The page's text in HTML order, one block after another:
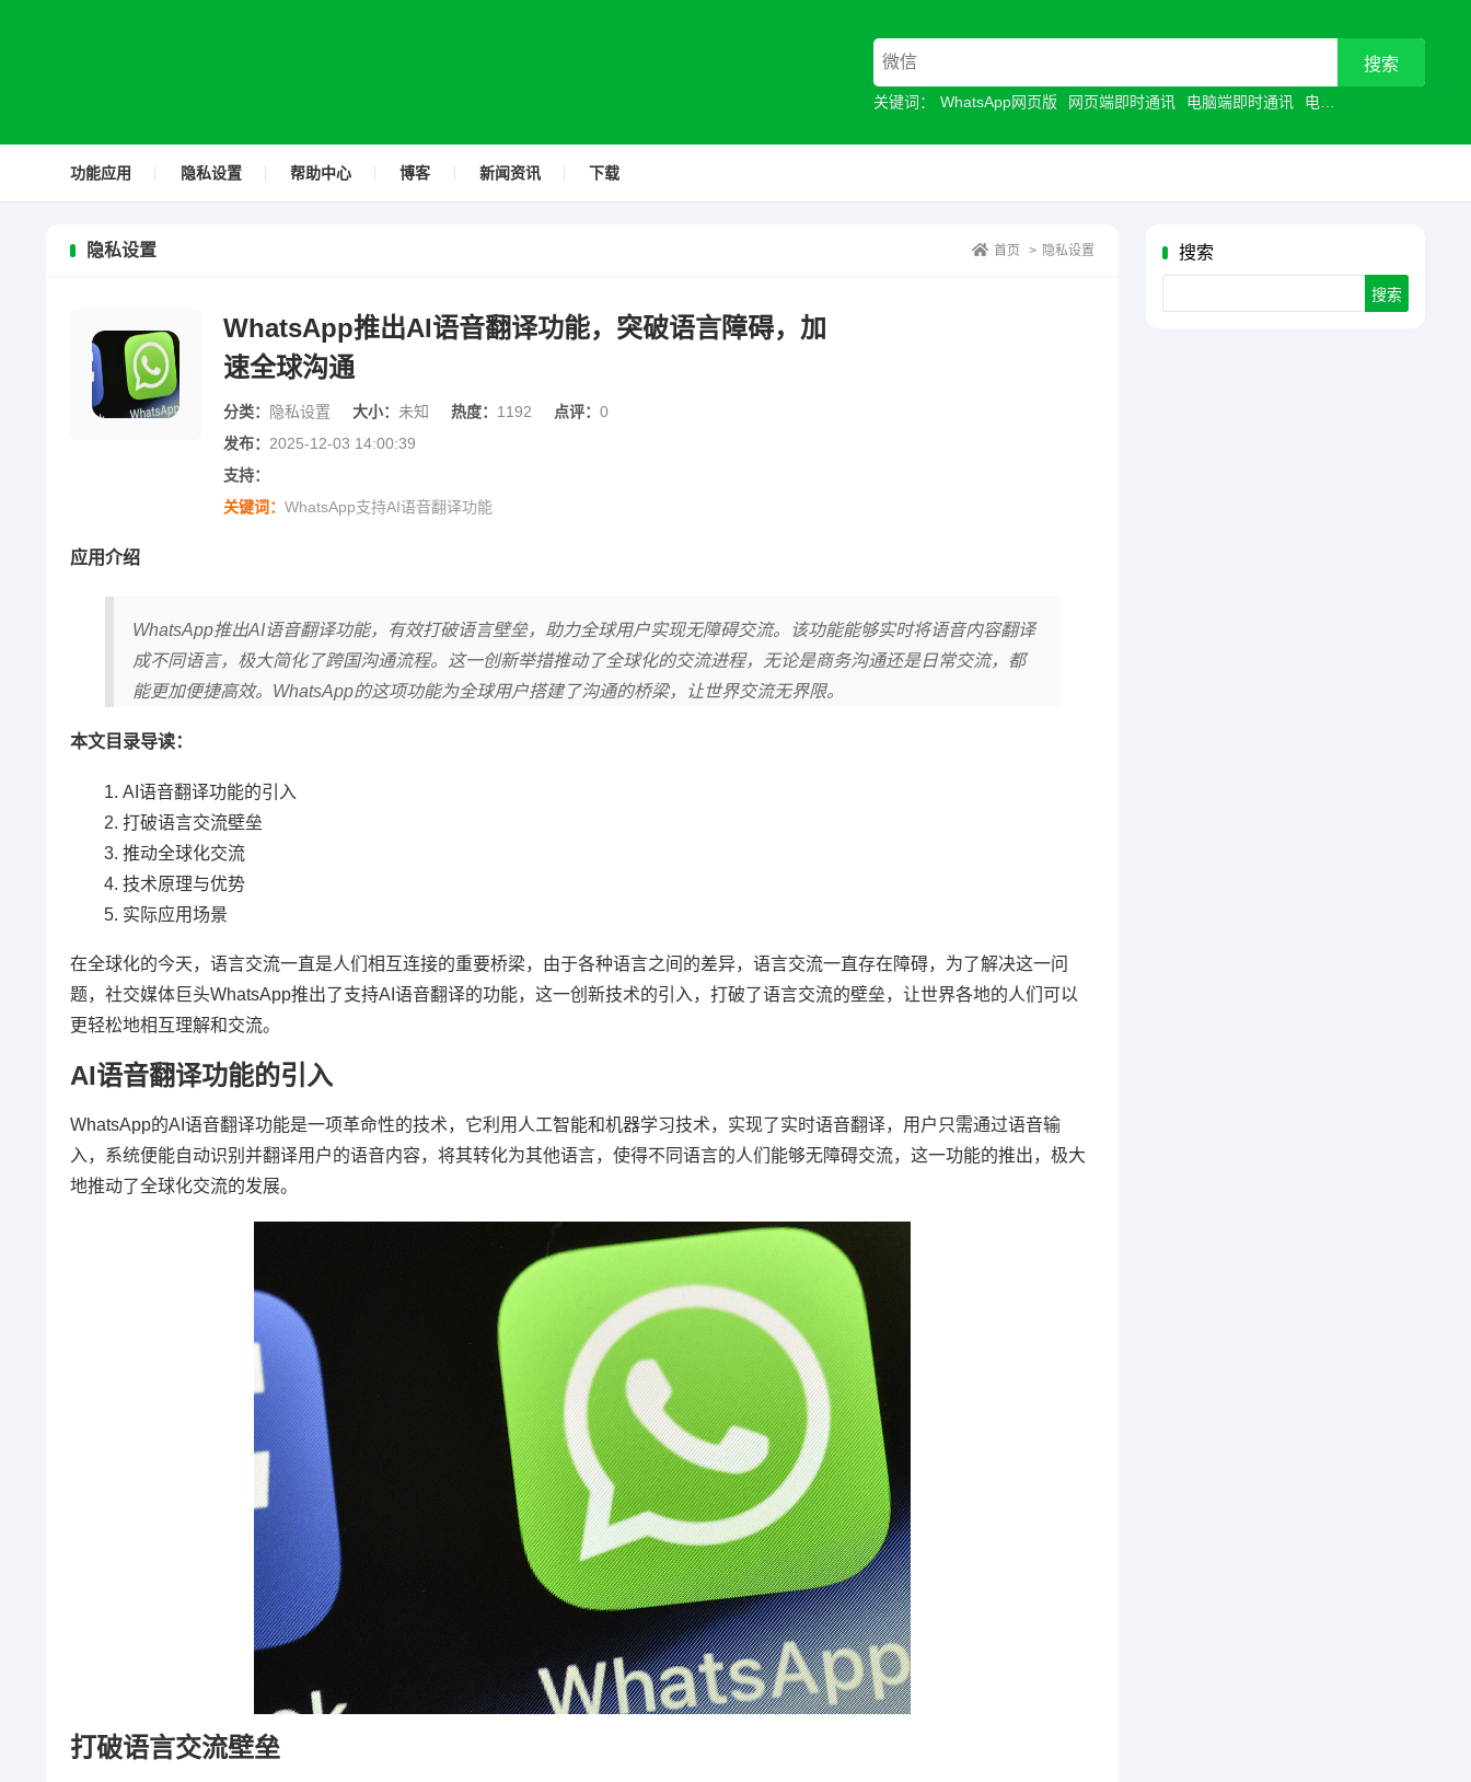
关键词： WhatsApp网页版 网页端即时通讯 电脑端即时通讯 电脑聊天工具
功能应用 隐私设置 帮助中心 博客 新闻资讯 下载
搜索
隐私设置 首页 > 隐私设置
WhatsApp推出AI语音翻译功能，突破语言障碍，加
速全球沟通
分类： 隐私设置 大小： 未知 热度： 1192 点评： 0
发布： 2025-12-03 14:00:39
支持：
关键词： WhatsApp支持AI语音翻译功能
应用介绍
WhatsApp推出AI语音翻译功能，有效打破语言壁垒，助力全球用户实现无障碍交流。该功能能够实时将语音内容翻译
成不同语言，极大简化了跨国沟通流程。这一创新举措推动了全球化的交流进程，无论是商务沟通还是日常交流，都
能更加便捷高效。WhatsApp的这项功能为全球用户搭建了沟通的桥梁，让世界交流无界限。
本文目录导读：
AI语音翻译功能的引入
打破语言交流壁垒
推动全球化交流
技术原理与优势
实际应用场景
在全球化的今天，语言交流一直是人们相互连接的重要桥梁，由于各种语言之间的差异，语言交流一直存在障碍，为了解决这一问
题，社交媒体巨头WhatsApp推出了支持AI语音翻译的功能，这一创新技术的引入，打破了语言交流的壁垒，让世界各地的人们可以
更轻松地相互理解和交流。
AI语音翻译功能的引入
WhatsApp的AI语音翻译功能是一项革命性的技术，它利用人工智能和机器学习技术，实现了实时语音翻译，用户只需通过语音输
入，系统便能自动识别并翻译用户的语音内容，将其转化为其他语言，使得不同语言的人们能够无障碍交流，这一功能的推出，极大
地推动了全球化交流的发展。
打破语言交流壁垒